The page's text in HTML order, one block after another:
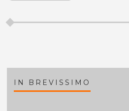
IN BREVISSIMO